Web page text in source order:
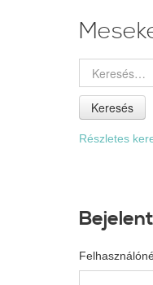
Keresés
Részletes